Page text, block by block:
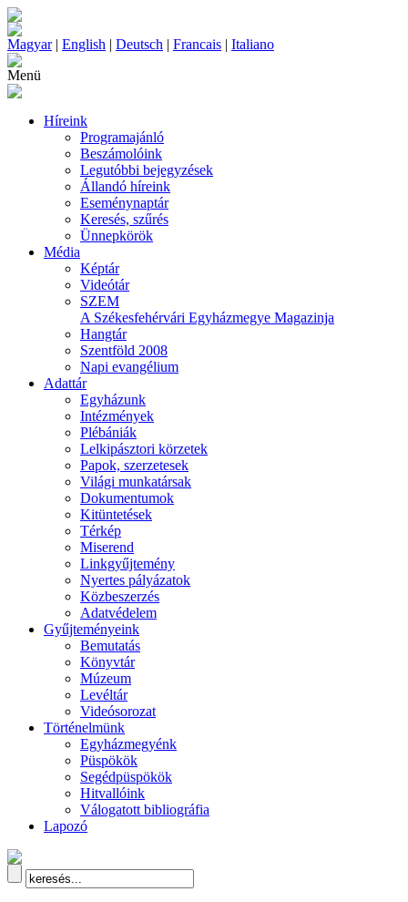
Magyar| English | Deutsch | Francais | Italiano
Menü
Híreink
Programajánló
Beszámolóink
Legutóbbi bejegyzések
Állandó híreink
Eseménynaptár
Keresés, szűrés
Ünnepkörök
Média
Képtár
Videótár
SZEM
A Székesfehérvári Egyházmegye Magazinja
Hangtár
Szentföld 2008
Napi evangélium
Adattár
Egyházunk
Intézmények
Plébániák
Lelkipásztori körzetek
Papok, szerzetesek
Világi munkatársak
Dokumentumok
Kitüntetések
Térkép
Miserend
Linkgyűjtemény
Nyertes pályázatok
Közbeszerzés
Adatvédelem
Gyűjteményeink
Bemutatás
Könyvtár
Múzeum
Levéltár
Videósorozat
Történelmünk
Egyházmegyénk
Püspökök
Segédpüspökök
Hitvallóink
Válogatott bibliográfia
Lapozó